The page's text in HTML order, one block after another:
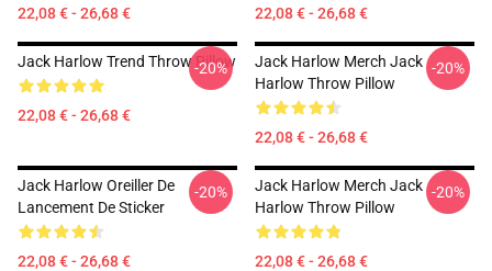
22,08 € - 26,68 € 22,08 € - 26,68 €
Jack Harlow Trend Throw Pillow
22,08 € - 26,68 €
-20%
Jack Harlow Merch Jack
Harlow Throw Pillow
22,08 € - 26,68 €
-20%
Jack Harlow Oreiller De
Lancement De Sticker
22,08 € - 26,68 €
-20%
Jack Harlow Merch Jack
Harlow Throw Pillow
22,08 € - 26,68 €
-20%